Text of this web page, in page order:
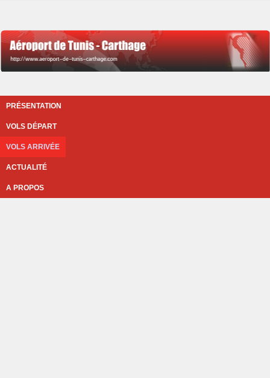
PRÉSENTATION
VOLS DÉPART
VOLS ARRIVÉE
ACTUALITÉ
A PROPOS